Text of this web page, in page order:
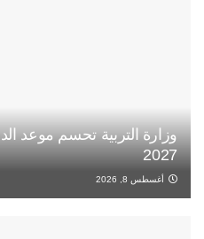
2027
أغسطس 8, 2026